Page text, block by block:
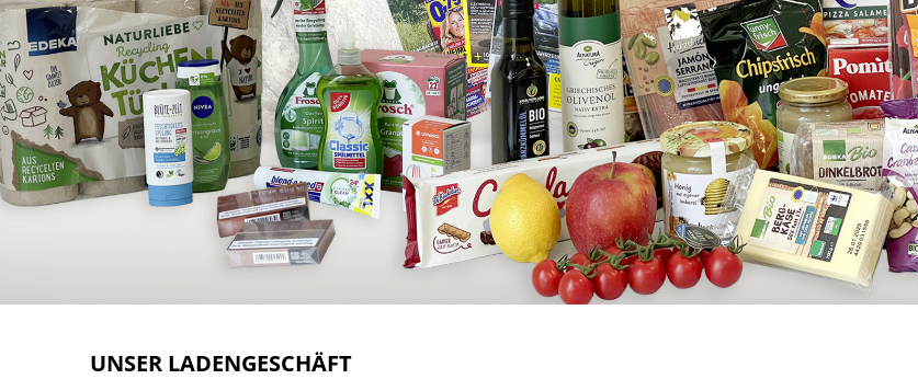
UNSER LADENGESCHÄFT